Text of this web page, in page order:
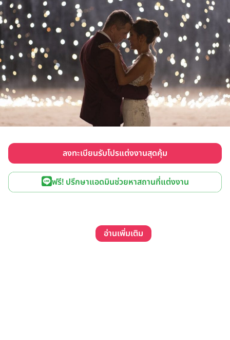
ลงทะเบียนรับโปรแต่งงานสุดคุ้ม
ฟรี! ปรึกษาแอดมินช่วยหาสถานที่แต่งงาน
อ่านเพิ่มเติม